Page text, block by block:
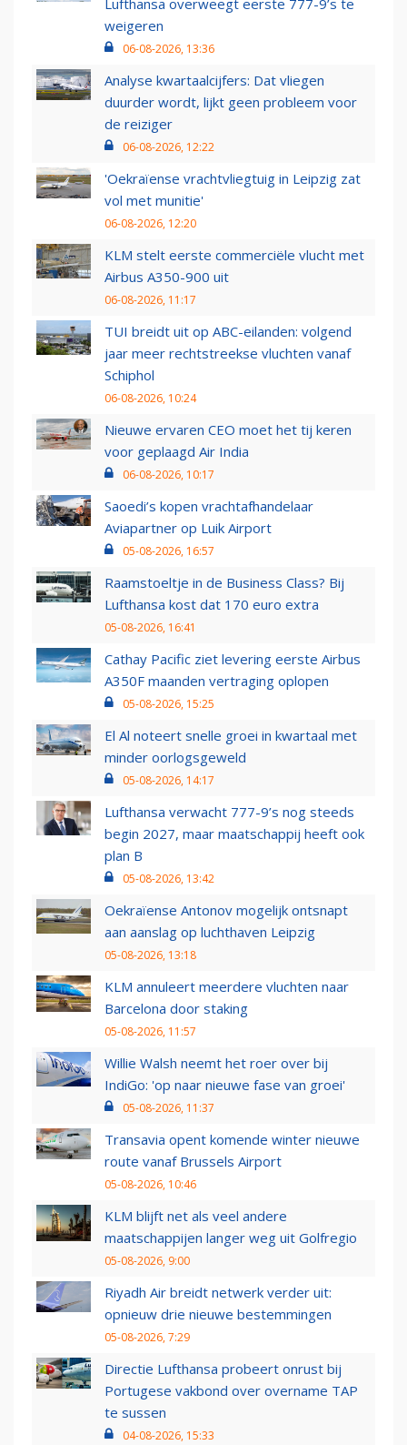
Lufthansa overweegt eerste 777-9’s te
weigeren
06-08-2026, 13:36
Analyse kwartaalcijfers: Dat vliegen
duurder wordt, lijkt geen probleem voor
de reiziger
06-08-2026, 12:22
'Oekraïense vrachtvliegtuig in Leipzig zat
vol met munitie'
06-08-2026, 12:20
KLM stelt eerste commerciële vlucht met
Airbus A350-900 uit
06-08-2026, 11:17
TUI breidt uit op ABC-eilanden: volgend
jaar meer rechtstreekse vluchten vanaf
Schiphol
06-08-2026, 10:24
Nieuwe ervaren CEO moet het tij keren
voor geplaagd Air India
06-08-2026, 10:17
Saoedi’s kopen vrachtafhandelaar
Aviapartner op Luik Airport
05-08-2026, 16:57
Raamstoeltje in de Business Class? Bij
Lufthansa kost dat 170 euro extra
05-08-2026, 16:41
Cathay Pacific ziet levering eerste Airbus
A350F maanden vertraging oplopen
05-08-2026, 15:25
El Al noteert snelle groei in kwartaal met
minder oorlogsgeweld
05-08-2026, 14:17
Lufthansa verwacht 777-9’s nog steeds
begin 2027, maar maatschappij heeft ook
plan B
05-08-2026, 13:42
Oekraïense Antonov mogelijk ontsnapt
aan aanslag op luchthaven Leipzig
05-08-2026, 13:18
KLM annuleert meerdere vluchten naar
Barcelona door staking
05-08-2026, 11:57
Willie Walsh neemt het roer over bij
IndiGo: 'op naar nieuwe fase van groei'
05-08-2026, 11:37
Transavia opent komende winter nieuwe
route vanaf Brussels Airport
05-08-2026, 10:46
KLM blijft net als veel andere
maatschappijen langer weg uit Golfregio
05-08-2026, 9:00
Riyadh Air breidt netwerk verder uit:
opnieuw drie nieuwe bestemmingen
05-08-2026, 7:29
Directie Lufthansa probeert onrust bij
Portugese vakbond over overname TAP
te sussen
04-08-2026, 15:33